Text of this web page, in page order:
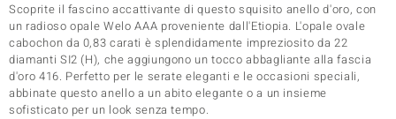
Scoprite il fascino accattivante di questo squisito anello d'oro, con
un radioso opale Welo AAA proveniente dall'Etiopia. L'opale ovale
cabochon da 0,83 carati è splendidamente impreziosito da 22
diamanti SI2 (H), che aggiungono un tocco abbagliante alla fascia
d'oro 416. Perfetto per le serate eleganti e le occasioni speciali,
abbinate questo anello a un abito elegante o a un insieme
sofisticato per un look senza tempo.